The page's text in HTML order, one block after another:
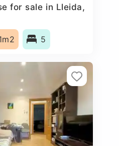
for sale in Lleida,
5